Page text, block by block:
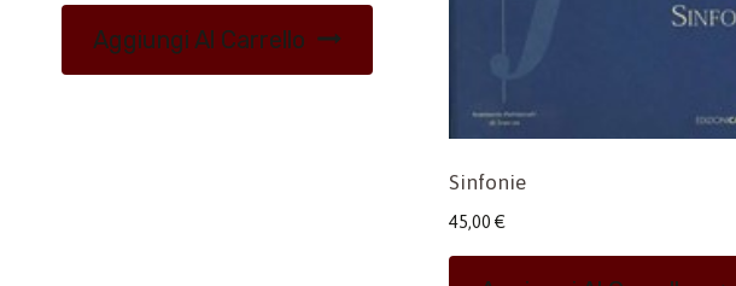
Aggiungi Al Carrello
Sinfonie
45,00 €